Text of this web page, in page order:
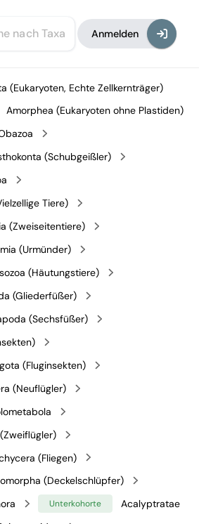
Anmelden
(Eukaryoten, Echte Zellkernträger)
Amorphea (Eukaryoten ohne Plastiden)
(Schubgeißler)
Tiere)
(Zweiseitentiere)
(Urmünder)
(Häutungstiere)
(Gliederfüßer)
(Sechsfüßer)
(Fluginsekten)
(Neuflügler)
(Fliegen)
(Deckelschlüpfer)
Unterkohorte Acalyptratae